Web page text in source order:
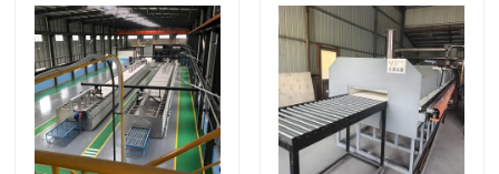
Ongeveer ons
Fabrieksreis